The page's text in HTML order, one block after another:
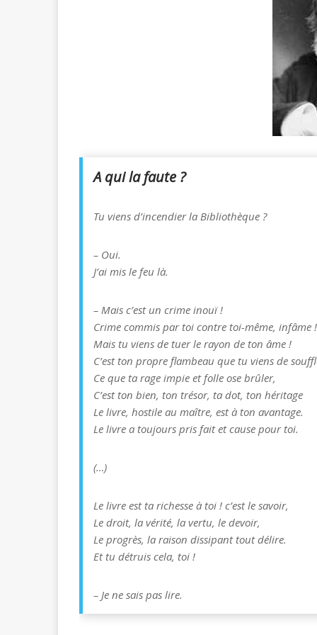
A qui la faute ?
Tu viens d’incendier la Bibliothèque ?
– Oui.
J’ai mis le feu là.
– Mais c’est un crime inouï !
Crime commis par toi contre toi-même, infâme !
Mais tu viens de tuer le rayon de ton âme !
C’est ton propre flambeau que tu viens de
Ce que ta rage impie et folle ose brûler,
C’est ton bien, ton trésor, ta dot, ton héritage
Le livre, hostile au maître, est à ton avantage.
Le livre a toujours pris fait et cause pour toi.
(…)
Le livre est ta richesse à toi ! c’est le savoir,
Le droit, la vérité, la vertu, le devoir,
Le progrès, la raison dissipant tout délire.
Et tu détruis cela, toi !
– Je ne sais pas lire.